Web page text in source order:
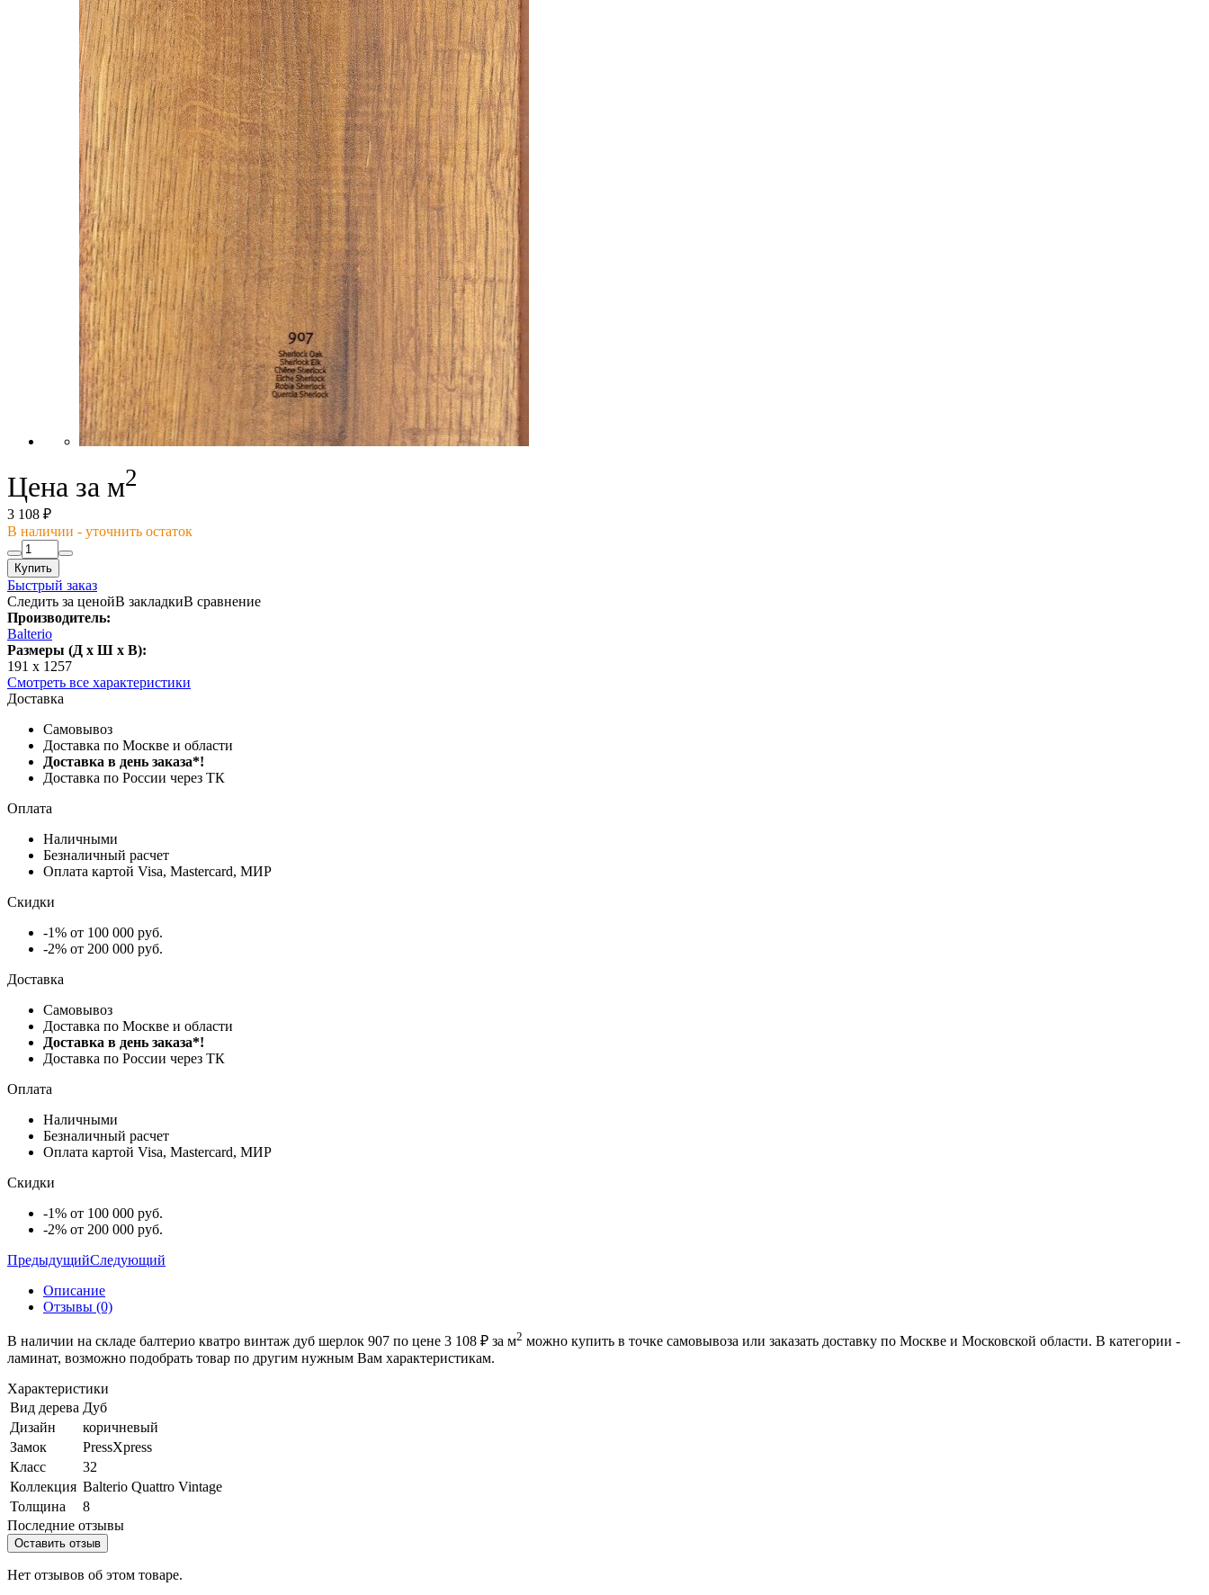
Цена за м2
3 108 ₽
В наличии - уточнить остаток
Купить
Быстрый заказ
Следить за ценойВ закладкиВ сравнение
Производитель:
Balterio
Размеры (Д x Ш x В):
191 x 1257
Смотреть все характеристики
Доставка
Самовывоз
Доставка по Москве и области
Доставка в день заказа*!
Доставка по России через ТК
Оплата
Наличными
Безналичный расчет
Оплата картой Visa, Mastercard, МИР
Скидки
-1% от 100 000 руб.
-2% от 200 000 руб.
Доставка
Самовывоз
Доставка по Москве и области
Доставка в день заказа*!
Доставка по России через ТК
Оплата
Наличными
Безналичный расчет
Оплата картой Visa, Mastercard, МИР
Скидки
-1% от 100 000 руб.
-2% от 200 000 руб.
ПредыдущийСледующий
Описание
Отзывы (0)
В наличии на складе балтерио кватро винтаж дуб шерлок 907 по цене 3 108 ₽ за м2 можно купить в точке самовывоза или заказать доставку по Москве и Московской области. В категории -
ламинат, возможно подобрать товар по другим нужным Вам характеристикам.
Характеристики
Вид дерева Дуб
Дизайн
коричневый
Замок
PressXpress
Класс
32
Коллекция Balterio Quattro Vintage
Толщина
8
Последние отзывы
Оставить отзыв
Нет отзывов об этом товаре.